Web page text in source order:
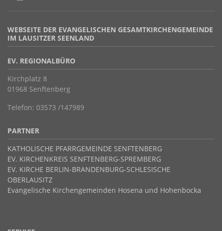
WEBSEITE DER EVANGELISCHEN GESAMTKIRCHENGEMEINDE
IM LAUSITZER SEENLAND
EV. REGIONALBÜRO
Kirchplatz 8
01968 Senftenberg
Telefon: 03573 /147989
PARTNER
KATHOLISCHE PFARRGEMEINDE SENFTENBERG
EV. KIRCHENKREIS SENFTENBERG-SPREMBERG
EV. KIRCHE BERLIN-BRANDENBURG-SCHLESISCHE
OBERLAUSITZ
Evangelische Kirchengemeinden Hosena und Hohenbocka